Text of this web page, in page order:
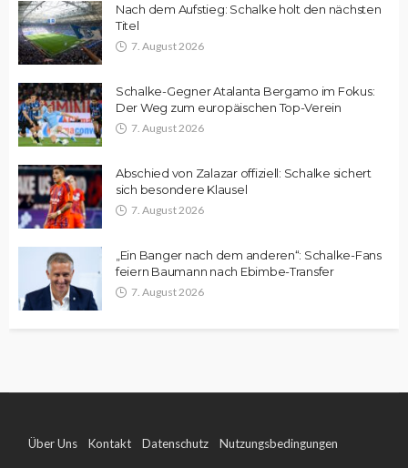
Nach dem Aufstieg: Schalke holt den nächsten
Titel
7. August 2026
Schalke-Gegner Atalanta Bergamo im Fokus:
Der Weg zum europäischen Top-Verein
7. August 2026
Abschied von Zalazar offiziell: Schalke sichert
sich besondere Klausel
7. August 2026
„Ein Banger nach dem anderen“: Schalke-Fans
feiern Baumann nach Ebimbe-Transfer
7. August 2026
Über Uns Kontakt Datenschutz Nutzungsbedingungen